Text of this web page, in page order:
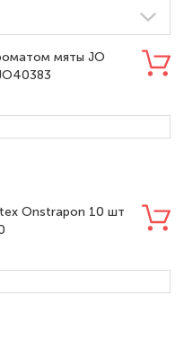
мяты JO
Onstrapon 10 шт